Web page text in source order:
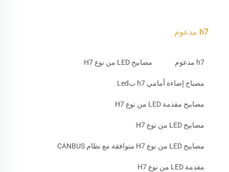
h7 مدعوم
h7 مدعوم مصابيح LED من نوع H7
مصباح إضاءة أمامي h7 بLed
مصابيح مقدمة LED من نوع H7
مصابيح LED من نوع H7
مصابيح LED من نوع H7 متوافقة مع نظام CANBUS
مقدمة LED من نوع H7